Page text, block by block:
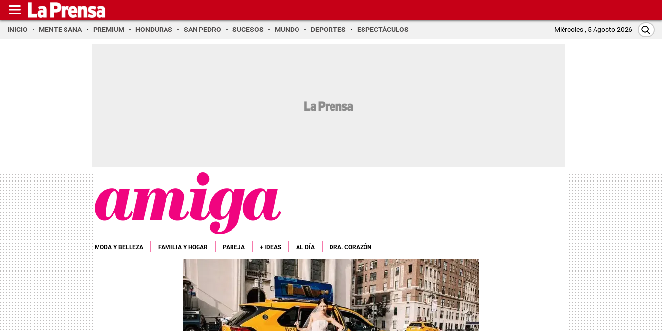
INICIO MENTE SANA PREMIUM HONDURAS SAN PEDRO SUCESOS MUNDO DEPORTES ESPECTÁCULOS Miércoles , 5 Agosto 2026
MODA Y BELLEZA FAMILIA Y HOGAR PAREJA + IDEAS AL DÍA DRA. CORAZÓN